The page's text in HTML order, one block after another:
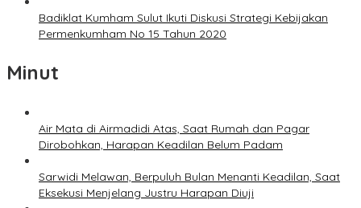
Badiklat Kumham Sulut Ikuti Diskusi Strategi Kebijakan
Permenkumham No 15 Tahun 2020
Minut
Air Mata di Airmadidi Atas, Saat Rumah dan Pagar
Dirobohkan, Harapan Keadilan Belum Padam
Sarwidi Melawan, Berpuluh Bulan Menanti Keadilan, Saat
Eksekusi Menjelang Justru Harapan Diuji